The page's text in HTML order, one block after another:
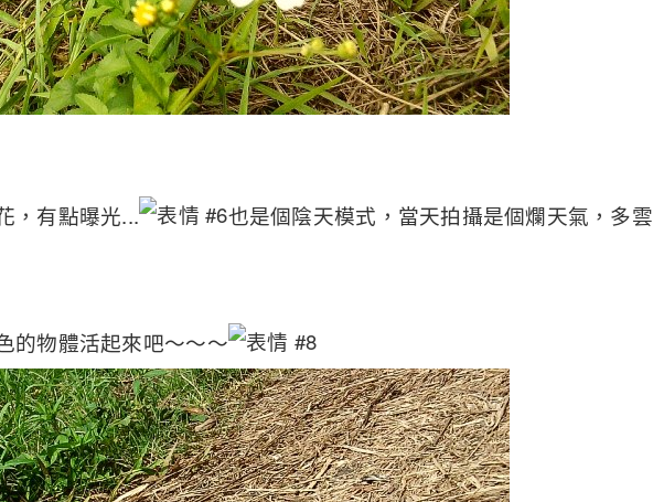
，有點曝光...
也是個陰天模式，當天拍攝是個爛天氣，多雲
的物體活起來吧～～～